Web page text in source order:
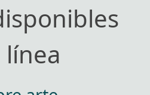
línea